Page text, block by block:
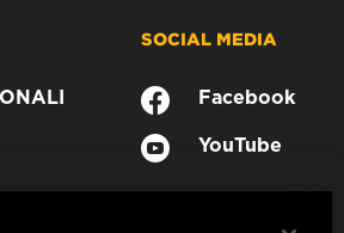
SOCIAL MEDIA
Facebook
YouTube